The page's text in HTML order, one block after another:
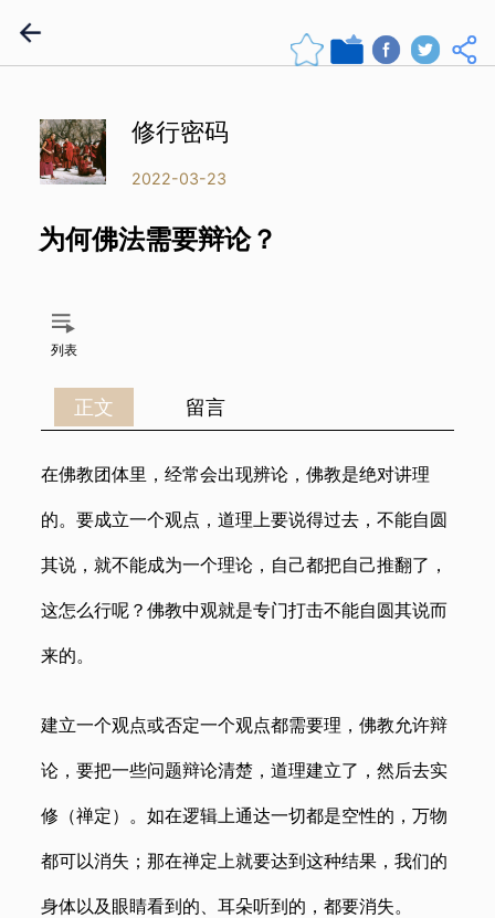
修行密码
2022-03-23
为何佛法需要辩论？
列表
正文 留言
在佛教团体里，经常会出现辨论，佛教是绝对讲理
的。要成立一个观点，道理上要说得过去，不能自圆
其说，就不能成为一个理论，自己都把自己推翻了，
这怎么行呢？佛教中观就是专门打击不能自圆其说而
来的。
建立一个观点或否定一个观点都需要理，佛教允许辩
论，要把一些问题辩论清楚，道理建立了，然后去实
修（禅定）。如在逻辑上通达一切都是空性的，万物
都可以消失；那在禅定上就要达到这种结果，我们的
身体以及眼睛看到的、耳朵听到的，都要消失。